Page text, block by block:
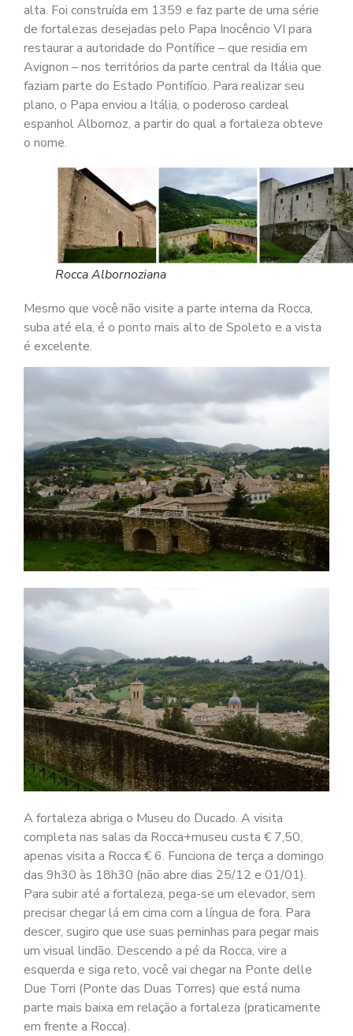
alta. Foi construída em 1359 e faz parte de uma série
de fortalezas desejadas pelo Papa Inocêncio VI para
restaurar a autoridade do Pontífice – que residia em
Avignon – nos territórios da parte central da Itália que
faziam parte do Estado Pontifício. Para realizar seu
plano, o Papa enviou a Itália, o poderoso cardeal
espanhol Albornoz, a partir do qual a fortaleza obteve
o nome.
Rocca Albornoziana
Mesmo que você não visite a parte interna da Rocca,
suba até ela, é o ponto mais alto de Spoleto e a vista
é excelente.
A fortaleza abriga o Museu do Ducado. A visita
completa nas salas da Rocca+museu custa € 7,50,
apenas visita a Rocca € 6. Funciona de terça a domingo
das 9h30 às 18h30 (não abre dias 25/12 e 01/01).
Para subir até a fortaleza, pega-se um elevador, sem
precisar chegar lá em cima com a língua de fora. Para
descer, sugiro que use suas perninhas para pegar mais
um visual lindão. Descendo a pé da Rocca, vire a
esquerda e siga reto, você vai chegar na Ponte delle
Due Torri (Ponte das Duas Torres) que está numa
parte mais baixa em relação a fortaleza (praticamente
em frente a Rocca).